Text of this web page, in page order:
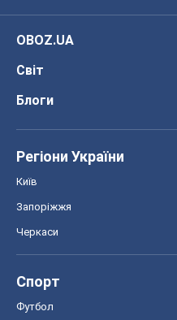
OBOZ.UA
Світ
Блоги
Регіони України
Київ
Запоріжжя
Черкаси
Спорт
Футбол